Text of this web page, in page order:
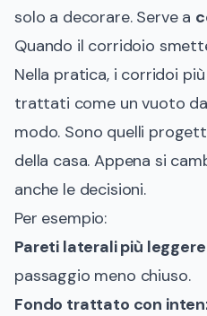
solo a decorare. Serve a
Quando il corridoio
Nella pratica, i corridoi
trattati come un vuoto
modo. Sono quelli
della casa. Appena si
anche le decisioni.
Per esempio:
Pareti laterali più
passaggio meno chiuso.
Fondo trattato con